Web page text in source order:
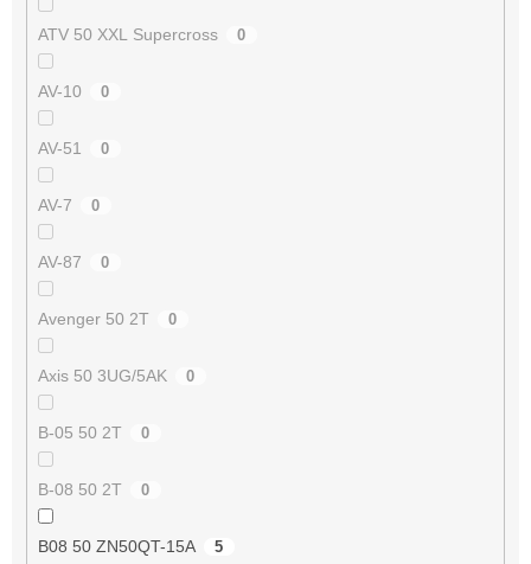
ATV 50 XXL Supercross 0
AV-10 0
AV-51 0
AV-7 0
AV-87 0
Avenger 50 2T 0
Axis 50 3UG/5AK 0
B-05 50 2T 0
B-08 50 2T 0
B08 50 ZN50QT-15A 5